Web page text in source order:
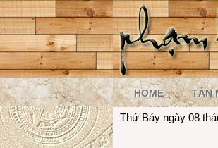
HOME TẢN
Thứ Bảy ngày 08